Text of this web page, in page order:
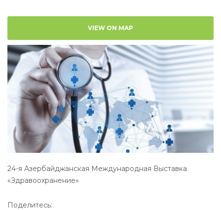
VIEW ON MAP
24-я Азербайджанская Международная Выставка
«Здравоохранение»
Поделитесь: